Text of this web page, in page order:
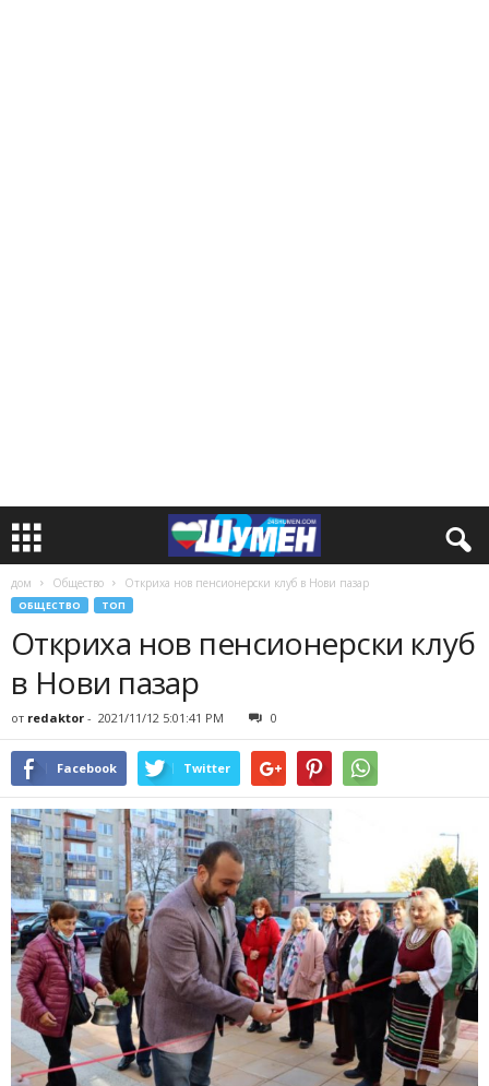
дом Общество Откриха нов пенсионерски клуб в Нови пазар
ОБЩЕСТВО ТОП
Откриха нов пенсионерски клуб
в Нови пазар
от redaktor - 2021/11/12 5:01:41 PM 0
Facebook Twitter